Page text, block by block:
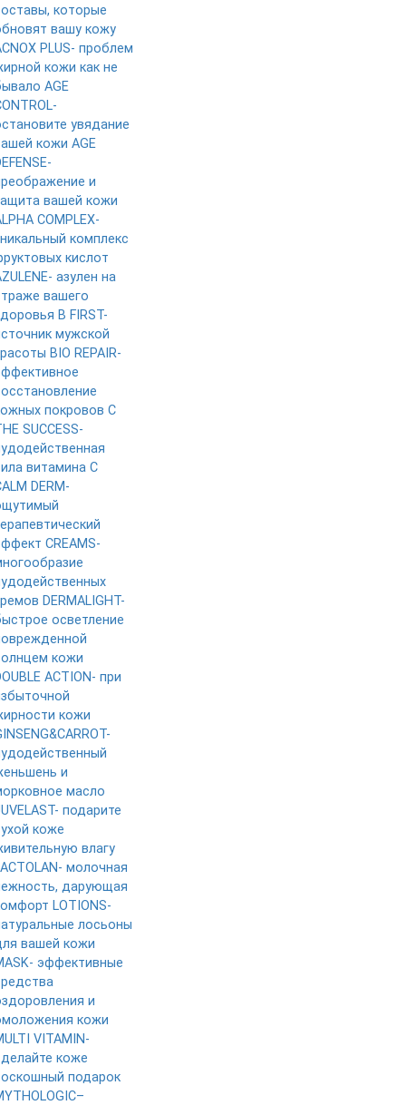
которые
вашу кожу
PLUS- проблем
кожи как не
AGE
увядание
кожи AGE
и
вашей кожи
COMPLEX-
комплекс
кислот
азулен на
вашего
B FIRST-
мужской
BIO REPAIR-
покровов C
SUCCESS-
витамина C
DERM-
CREAMS-
DERMALIGHT-
осветление
кожи
ACTION- при
кожи
и
масло
подарите
коже
влагу
молочная
дарующая
LOTIONS-
лосьоны
вашей кожи
эффективные
и
кожи
VITAMIN-
коже
подарок